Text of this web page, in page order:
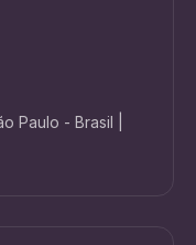
Paulo - Brasil |